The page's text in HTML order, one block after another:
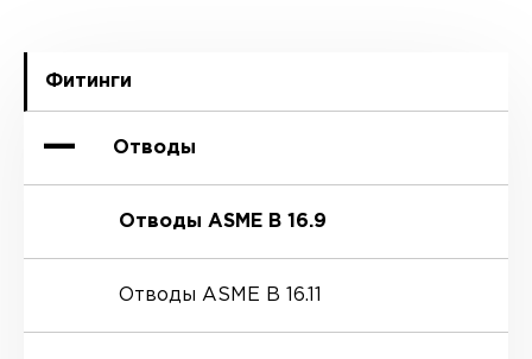
Фитинги
Отводы
Отводы ASME B 16.9
Отводы ASME B 16.11